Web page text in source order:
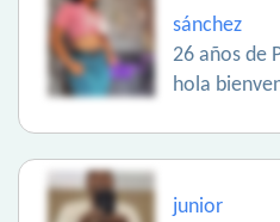
sánchez
26 años de
hola
junior